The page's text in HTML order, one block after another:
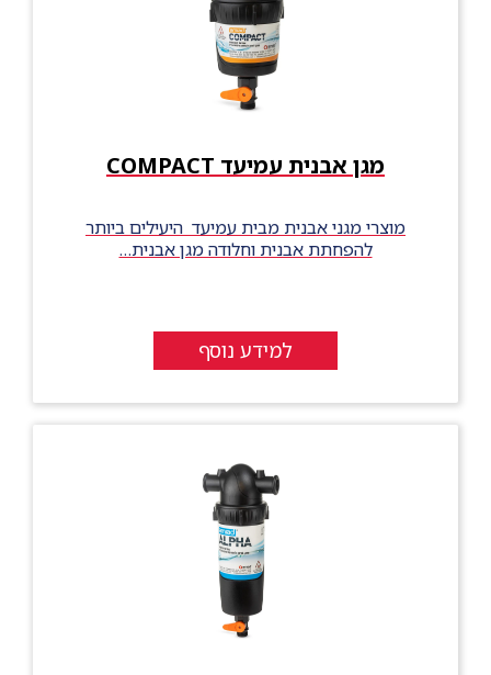
מגן אבנית עמיעד COMPACT
מוצרי מגני אבנית מבית עמיעד היעילים ביותר
להפחתת אבנית וחלודה מגן אבנית…
למידע נוסף